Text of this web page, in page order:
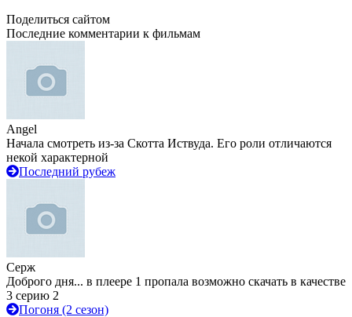
Поделиться сайтом
Последние комментарии к фильмам
Angel
Начала смотреть из-за Скотта Иствуда. Его роли отличаются
некой характерной
Последний рубеж
Серж
Доброго дня... в плеере 1 пропала возможно скачать в качестве
3 серию 2
Погоня (2 сезон)